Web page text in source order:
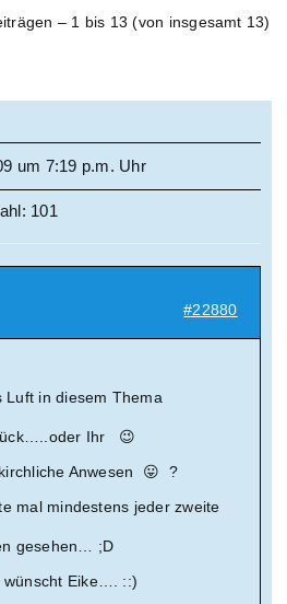
Suche
– 1 bis 13 (von insgesamt 13)
um 7:19 p.m. Uhr
101
#22880
Luft in diesem Thema
Ihr 😉
Anwesen 😛 ?
mal mindestens jeder zweite
gesehen… ;D
wünscht Eike…. ::)